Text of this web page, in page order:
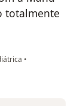
totalmente
•